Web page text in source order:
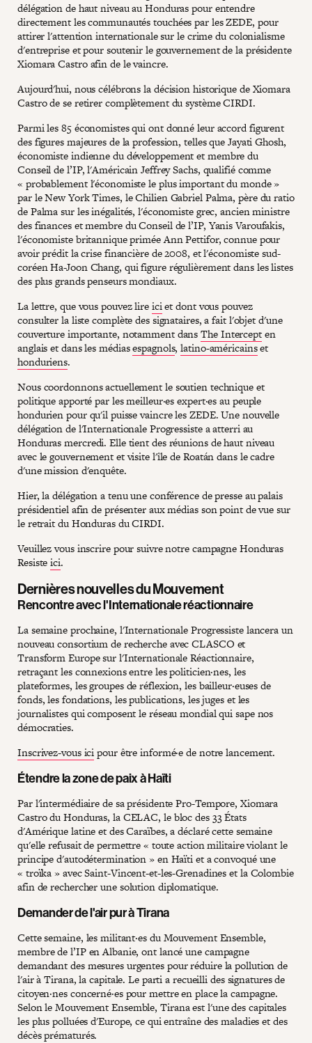
délégation de haut niveau au Honduras pour entendre
directement les communautés touchées par les ZEDE, pour
attirer l'attention internationale sur le crime du colonialisme
d'entreprise et pour soutenir le gouvernement de la présidente
Xiomara Castro afin de le vaincre.
Aujourd'hui, nous célébrons la décision historique de Xiomara
Castro de se retirer complètement du système CIRDI.
Parmi les 85 économistes qui ont donné leur accord figurent
des figures majeures de la profession, telles que Jayati Ghosh,
économiste indienne du développement et membre du
Conseil de l’IP, l'Américain Jeffrey Sachs, qualifié comme
« probablement l'économiste le plus important du monde »
par le New York Times, le Chilien Gabriel Palma, père du ratio
de Palma sur les inégalités, l'économiste grec, ancien ministre
des finances et membre du Conseil de l’IP, Yanis Varoufakis,
l'économiste britannique primée Ann Pettifor, connue pour
avoir prédit la crise financière de 2008, et l'économiste sud-
coréen Ha-Joon Chang, qui figure régulièrement dans les listes
des plus grands penseurs mondiaux.
La lettre, que vous pouvez lireiciet dont vous pouvez
consulter la liste complète des signataires, a fait l'objet d'une
couverture importante, notamment dansThe Intercepten
anglais et dans les médiasespagnols,latino-américainset
honduriens.
Nous coordonnons actuellement le soutien technique et
politique apporté par les meilleur·es expert·es au peuple
hondurien pour qu'il puisse vaincre les ZEDE. Une nouvelle
délégation de l'Internationale Progressiste a atterri au
Honduras mercredi. Elle tient des réunions de haut niveau
avec le gouvernement et visite l'île de Roatán dans le cadre
d'une mission d'enquête.
Hier, la délégation a tenu une conférence de presse au palais
présidentiel afin de présenter aux médias son point de vue sur
le retrait du Honduras du CIRDI.
Veuillez vous inscrire pour suivre notre campagne Honduras
Resisteici.
Dernières nouvelles du Mouvement
Rencontre avec l'Internationale réactionnaire
La semaine prochaine, l'Internationale Progressiste lancera un
nouveau consortium de recherche avec CLASCO et
Transform Europe sur l'Internationale Réactionnaire,
retraçant les connexions entre les politicien·nes, les
plateformes, les groupes de réflexion, les bailleur·euses de
fonds, les fondations, les publications, les juges et les
journalistes qui composent le réseau mondial qui sape nos
démocraties.
Inscrivez-vous icipour être informé·e de notre lancement.
Étendre la zone de paix à Haïti
Par l'intermédiaire de sa présidente Pro-Tempore, Xiomara
Castro du Honduras, la CELAC, le bloc des 33 États
d'Amérique latine et des Caraïbes, a déclaré cette semaine
qu'elle refusait de permettre « toute action militaire violant le
principe d'autodétermination » en Haïti et a convoqué une
« troïka » avec Saint-Vincent-et-les-Grenadines et la Colombie
afin de rechercher une solution diplomatique.
Demander de l'air pur à Tirana
Cette semaine, les militant·es du Mouvement Ensemble,
membre de l’IP en Albanie, ont lancé une campagne
demandant des mesures urgentes pour réduire la pollution de
l'air à Tirana, la capitale. Le parti a recueilli des signatures de
citoyen·nes concerné·es pour mettre en place la campagne.
Selon le Mouvement Ensemble, Tirana est l'une des capitales
les plus polluées d'Europe, ce qui entraîne des maladies et des
décès prématurés.